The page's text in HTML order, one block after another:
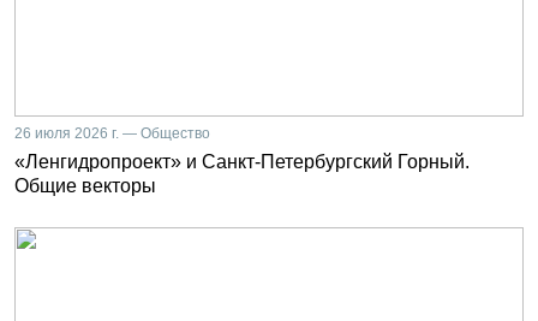
26 июля 2026 г. — Общество
«Ленгидропроект» и Санкт-Петербургский Горный.
Общие векторы